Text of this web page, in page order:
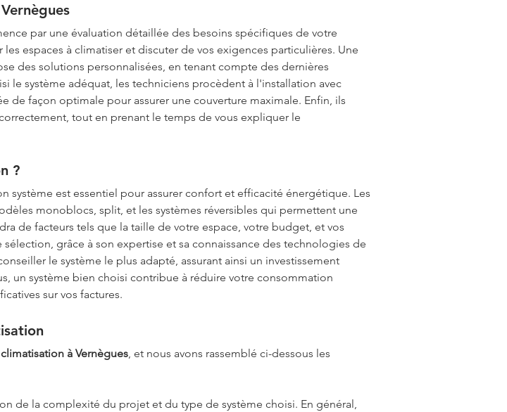
par une évaluation détaillée des besoins spécifiques de votre
espaces à climatiser et discuter de vos exigences particulières. Une
des solutions personnalisées, en tenant compte des dernières
le système adéquat, les techniciens procèdent à l'installation avec
de façon optimale pour assurer une couverture maximale. Enfin, ils
tout en prenant le temps de vous expliquer le
?
système est essentiel pour assurer confort et efficacité énergétique. Les
monoblocs, split, et les systèmes réversibles qui permettent une
de facteurs tels que la taille de votre espace, votre budget, et vos
grâce à son expertise et sa connaissance des technologies de
le système le plus adapté, assurant ainsi un investissement
un système bien choisi contribue à réduire votre consommation
sur vos factures.
à Vernègues , et nous avons rassemblé ci-dessous les
de la complexité du projet et du type de système choisi. En général,